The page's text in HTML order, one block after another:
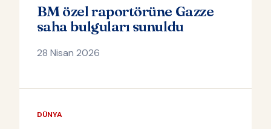
BM özel raportörüne Gazze
saha bulguları sunuldu
28 Nisan 2026
DÜNYA